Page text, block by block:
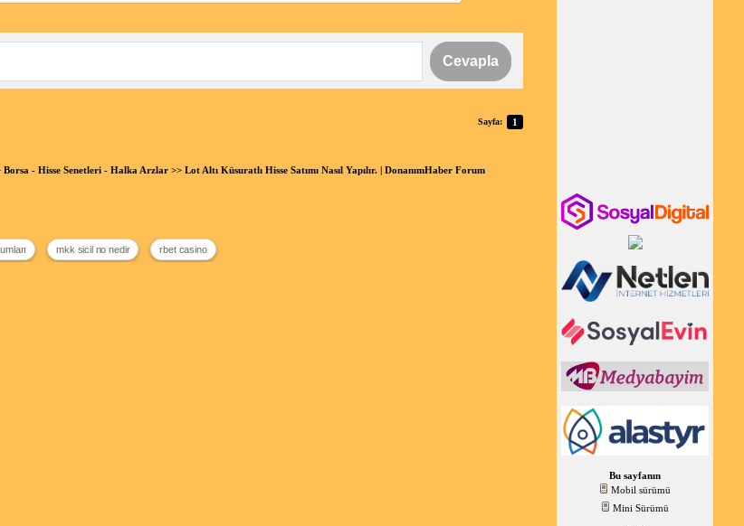
Cevapla
Sayfa: 1
Borsa - Hisse Senetleri - Halka Arzlar>> Lot Altı Küsuratlı Hisse Satımı Nasıl Yapılır. | DonanımHaber Forum
mkk sicil no nedir rbet casino
Bu sayfanın
Mobil sürümü
Mini Sürümü